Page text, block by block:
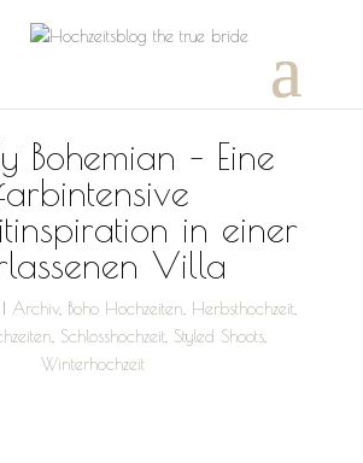
Bohemian – Eine
farbintensive
in einer
Villa
Archiv, Boho Hochzeiten Herbsthochzeit
Schlosshochzeit Styled Shoots
Winterhochzeit